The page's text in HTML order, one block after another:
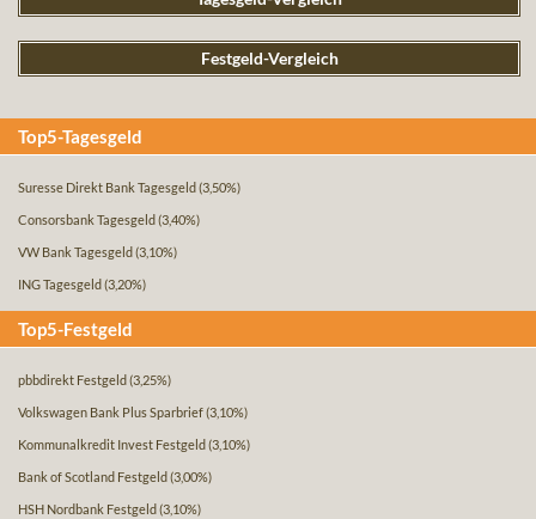
Festgeld-Vergleich
Top5-Tagesgeld
Suresse Direkt Bank Tagesgeld (3,50%)
Consorsbank Tagesgeld (3,40%)
VW Bank Tagesgeld (3,10%)
ING Tagesgeld (3,20%)
Top5-Festgeld
pbbdirekt Festgeld (3,25%)
Volkswagen Bank Plus Sparbrief(3,10%)
Kommunalkredit Invest Festgeld (3,10%)
Bank of Scotland Festgeld (3,00%)
HSH Nordbank Festgeld (3,10%)